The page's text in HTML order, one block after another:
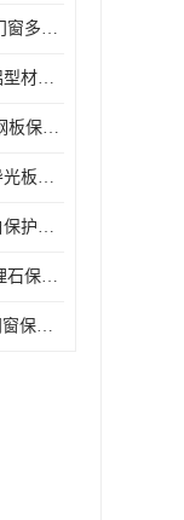
黑白PE保护膜铝合金门窗多种颜色支持定制生产
佳诺金属表面保护膜铝型材保护膜不留残胶铝合金窗框保护胶带
佳诺镀锌板保护膜 彩钢板保护pe保护膜
塑胶外壳保护膜厂家导光板保护膜 铝单板保护膜胶带易撕不留胶
门窗保护膜铝塑板黑白保护膜外墙保温板保护膜
ABS塑料板保护膜 大理石保护膜 缠鱼竿保护膜
pe带胶保护膜铝合金门窗保护不锈钢板保护膜大理石建筑材料保护